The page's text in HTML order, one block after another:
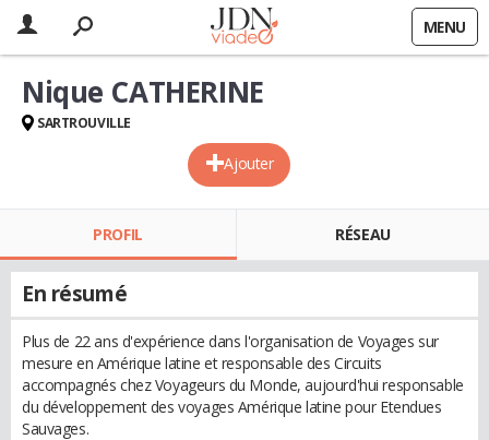
MENU
Ajouter
Nique CATHERINE
SARTROUVILLE
PROFIL RÉSEAU
En résumé
Plus de 22 ans d'expérience dans l'organisation de Voyages sur
mesure en Amérique latine et responsable des Circuits
accompagnés chez Voyageurs du Monde, aujourd'hui responsable
du développement des voyages Amérique latine pour Etendues
Sauvages.